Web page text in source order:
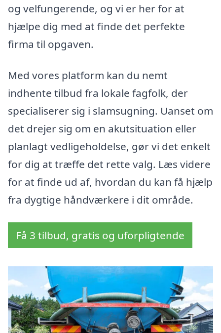
og velfungerende, og vi er her for at
hjælpe dig med at finde det perfekte
firma til opgaven.
Med vores platform kan du nemt
indhente tilbud fra lokale fagfolk, der
specialiserer sig i slamsugning. Uanset om
det drejer sig om en akutsituation eller
planlagt vedligeholdelse, gør vi det enkelt
for dig at træffe det rette valg. Læs videre
for at finde ud af, hvordan du kan få hjælp
fra dygtige håndværkere i dit område.
Få 3 tilbud, gratis og uforpligtende